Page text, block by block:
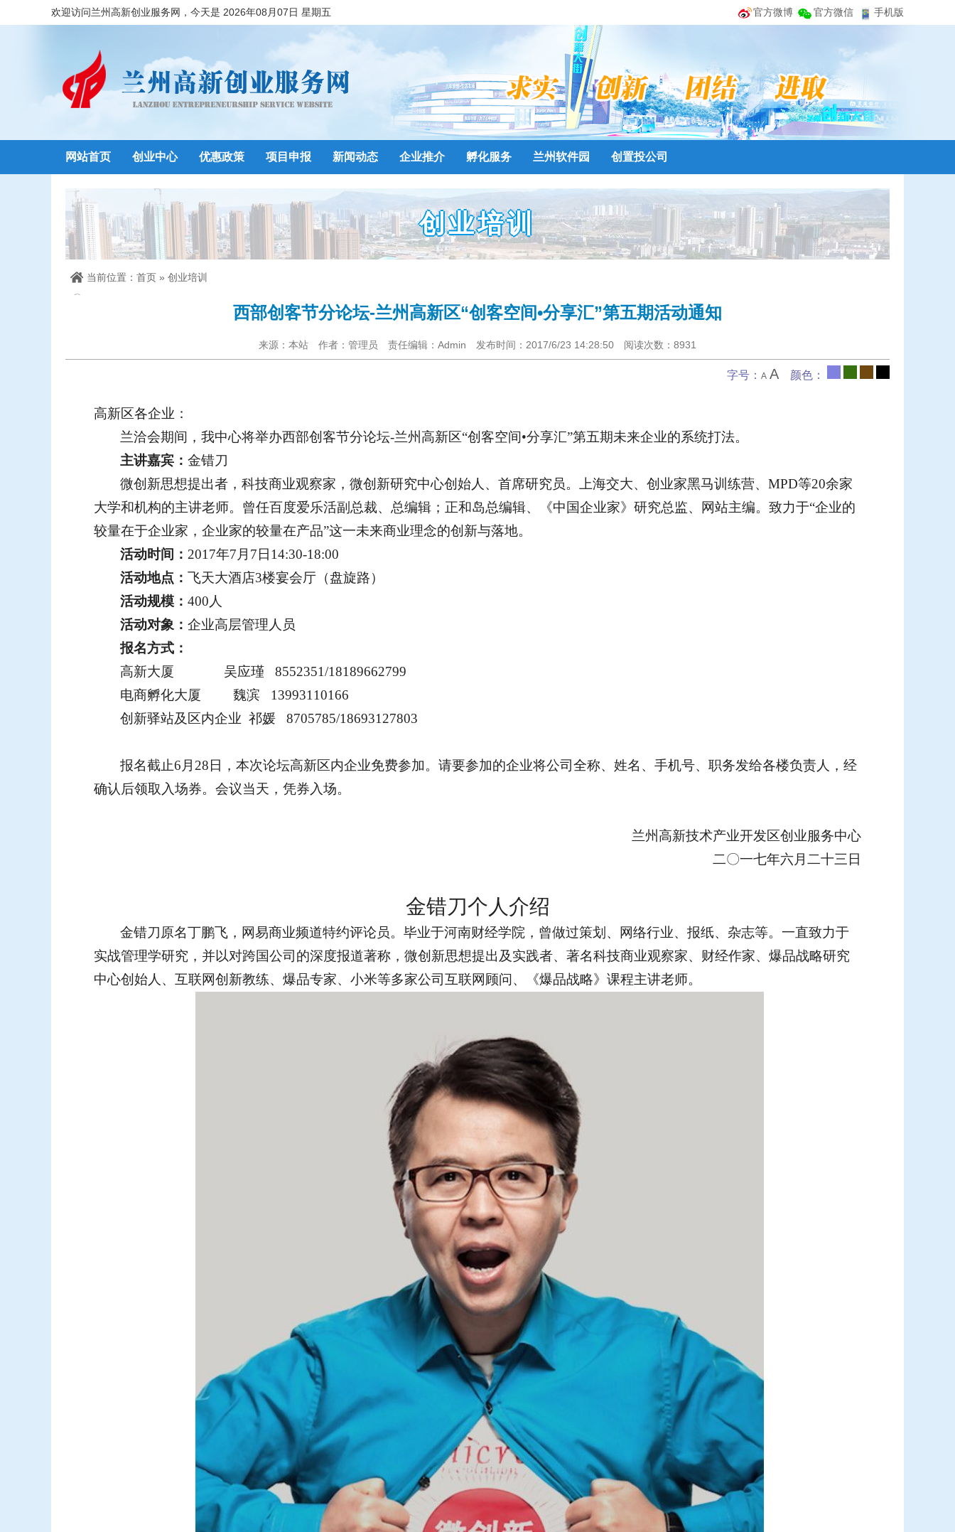
欢迎访问兰州高新创业服务网，今天是 2026年08月07日 星期五 官方微博 官方微信 手机版
网站首页 创业中心 优惠政策 项目申报 新闻动态 企业推介 孵化服务 兰州软件园 创置投公司
创业培训
当前位置： 首页 » 创业培训
西部创客节分论坛-兰州高新区“创客空间•分享汇”第五期活动通知
来源：本站 作者：管理员 责任编辑：Admin 发布时间：2017/6/23 14:28:50 阅读次数： 8931
字号： A A 颜色：
高新区各企业：
兰洽会期间，我中心将举办西部创客节分论坛-兰州高新区“创客空间•分享汇”第五期未来企业的系统打法。
主讲嘉宾：金错刀
微创新思想提出者，科技商业观察家，微创新研究中心创始人、首席研究员。上海交大、创业家黑马训练营、MPD等20余家
大学和机构的主讲老师。曾任百度爱乐活副总裁、总编辑；正和岛总编辑、《中国企业家》研究总监、网站主编。致力于“企业的
较量在于企业家，企业家的较量在产品”这一未来商业理念的创新与落地。
活动时间： 2017年7 月 7 日 14:30-18:00
活动地点：飞天大酒店3楼宴会厅（盘旋路）
活动规模：400 人
活动对象：企业高层管理人员
报名方式：
高新大厦
吴应瑾8552351/18189662799
电商孵化大厦
魏滨
13993110166
创新驿站及区内企业 祁媛 8705785/18693127803
报名截止6 月 28 日，本次论坛高新区内企业免费参加。请要参加的企业将公司全称、姓名、手机号、职务发给各楼负责人，经
确认后领取入场券。会议当天，凭券入场。
兰州高新技术产业开发区创业服务中心
二〇一七年六月二十三日
金错刀个人介绍
金错刀原名丁鹏飞，网易商业频道特约评论员。毕业于河南财经学院，曾做过策划、网络行业、报纸、杂志等。一直致力于
实战管理学研究，并以对跨国公司的深度报道著称，微创新思想提出及实践者、著名科技商业观察家、财经作家、爆品战略研究
中心创始人、互联网创新教练、爆品专家、小米等多家公司互联网顾问、《爆品战略》课程主讲老师。